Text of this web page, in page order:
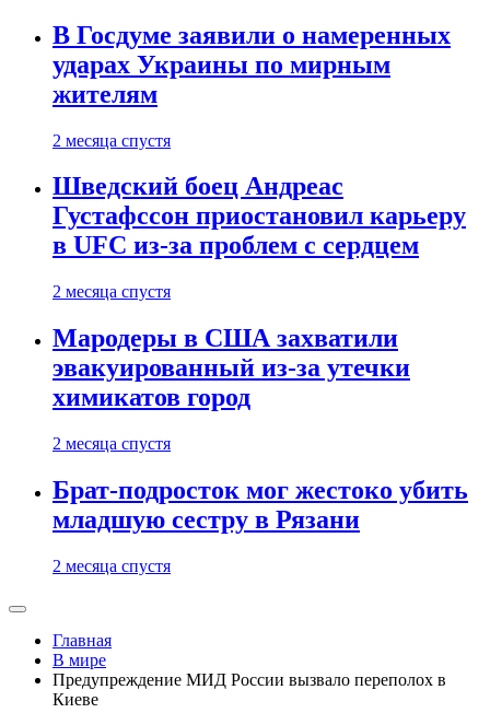
В Госдуме заявили о намеренных
ударах Украины по мирным
жителям
2 месяца спустя
Шведский боец Андреас
Густафссон приостановил карьеру
в UFC из-за проблем с сердцем
2 месяца спустя
Мародеры в США захватили
эвакуированный из-за утечки
химикатов город
2 месяца спустя
Брат-подросток мог жестоко убить
младшую сестру в Рязани
2 месяца спустя
Главная
В мире
Предупреждение МИД России вызвало переполох в
Киеве